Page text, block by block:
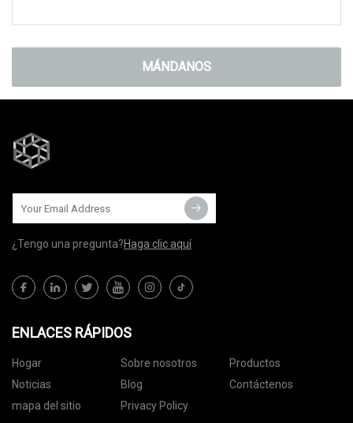
MÁNDANOS
¿Tengo una pregunta?Haga clic aquí
ENLACES RÁPIDOS
Hogar Sobre nosotros
Productos
Noticias
Blog
Contáctenos
mapa del sitio
Privacy Policy